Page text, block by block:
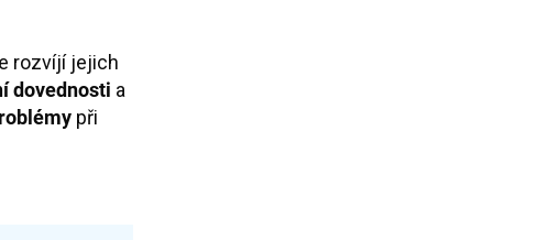
rozvíjí jejich
dovednosti a
při